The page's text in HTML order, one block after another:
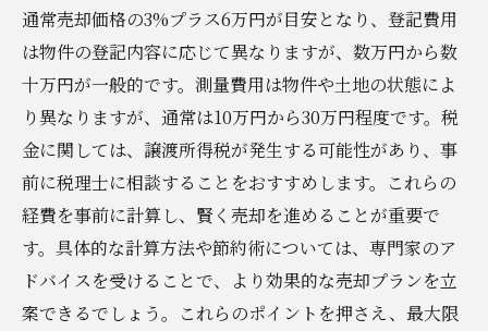
通常売却価格の3%プラス6万円が目安となり、登記費用
は物件の登記内容に応じて異なりますが、数万円から数
十万円が一般的です。測量費用は物件や土地の状態によ
り異なりますが、通常は10万円から30万円程度です。税
金に関しては、譲渡所得税が発生する可能性があり、事
前に税理士に相談することをおすすめします。これらの
経費を事前に計算し、賢く売却を進めることが重要で
す。具体的な計算方法や節約術については、専門家のア
ドバイスを受けることで、より効果的な売却プランを立
案できるでしょう。これらのポイントを押さえ、最大限